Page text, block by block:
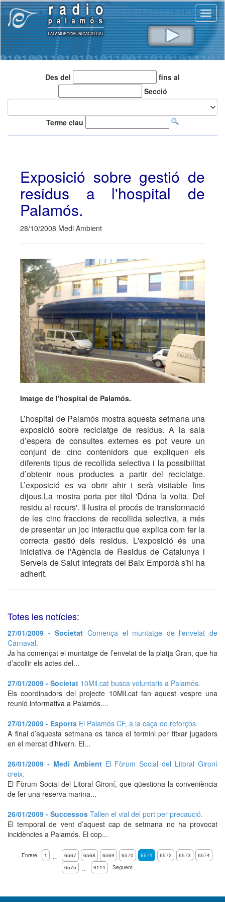
Des del
fins al
Secció
Terme clau
Exposició sobre gestió de
residus a l'hospital de
Palamós.
28/10/2008 Medi Ambient
Imatge de l'hospital de Palamós.
L’hospital de Palamós mostra aquesta setmana una
exposició sobre reciclatge de residus. A la sala
d’espera de consultes externes es pot veure un
conjunt de cinc contenidors que expliquen els
diferents tipus de recollida selectiva i la possibilitat
d’obtenir nous productes a partir del reciclatge.
L’exposició es va obrir ahir i serà visitable fins
dijous.La mostra porta per títol 'Dóna la volta. Del
residu al recurs'. Il·lustra el procés de transformació
de les cinc fraccions de recollida selectiva, a més
de presentar un joc interactiu que explica com fer la
correcta gestió dels residus. L'exposició és una
iniciativa de l'Agència de Residus de Catalunya i
Serveis de Salut Integrats del Baix Empordà s'hi ha
adherit.
Totes les notícies:
27/01/2009 - Societat Comença el muntatge de l'envelat de
Carnaval.
Ja ha començat el muntatge de l’envelat de la platja Gran, que ha
d’acollir els actes del...
27/01/2009 - Societat 10Mil.cat busca voluntaris a Palamós.
Els coordinadors del projecte 10Mil.cat fan aquest vespre una
reunió informativa a Palamós....
27/01/2009 - Esports El Palamós CF, a la caça de reforços.
A final d’aquesta setmana es tanca el termini per fitxar jugadors
en el mercat d’hivern. El...
26/01/2009 - Medi Ambient El Fòrum Social del Litoral Gironí
creix.
El Fòrum Social del Litoral Gironí, que qüestiona la conveniència
de fer una reserva marina...
26/01/2009 - Successos Tallen el vial del port per precaució.
El temporal de vent d’aquest cap de setmana no ha provocat
incidències a Palamós. El cop...
Enrere 1 6567 6568 6569 6570 6571 6572 6573
6574
6575
9114 Següent